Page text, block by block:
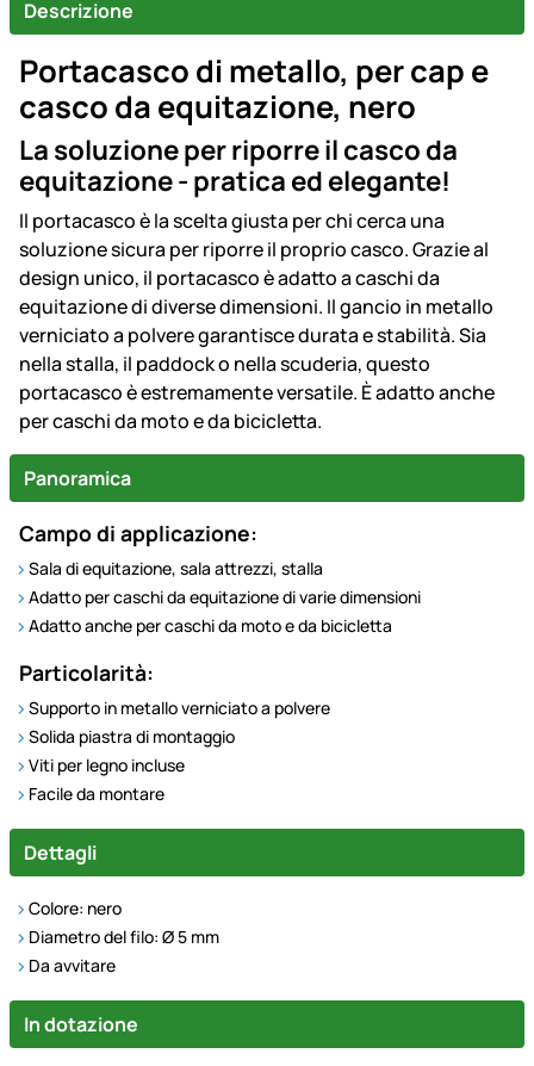
Descrizione
Portacasco di metallo, per cap e
casco da equitazione, nero
La soluzione per riporre il casco da
equitazione - pratica ed elegante!
Il portacasco è la scelta giusta per chi cerca una
soluzione sicura per riporre il proprio casco. Grazie al
design unico, il portacasco è adatto a caschi da
equitazione di diverse dimensioni. Il gancio in metallo
verniciato a polvere garantisce durata e stabilità. Sia
nella stalla, il paddock o nella scuderia, questo
portacasco è estremamente versatile. È adatto anche
per caschi da moto e da bicicletta.
Panoramica
Campo di applicazione:
Sala di equitazione, sala attrezzi, stalla
Adatto per caschi da equitazione di varie dimensioni
Adatto anche per caschi da moto e da bicicletta
Particolarità:
Supporto in metallo verniciato a polvere
Solida piastra di montaggio
Viti per legno incluse
Facile da montare
Dettagli
Colore: nero
Diametro del filo: Ø 5 mm
Da avvitare
In dotazione